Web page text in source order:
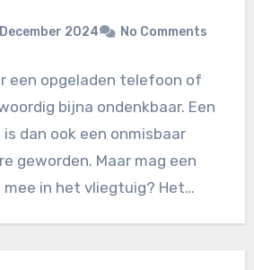
2024 No Comments
een opgeladen telefoon of
bijna ondenkbaar. Een
dan ook een onmisbaar
geworden. Maar mag een
mee in het vliegtuig? Het